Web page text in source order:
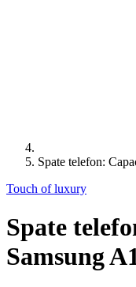
Spate telefon:
Touch of luxury
Spate
Samsung